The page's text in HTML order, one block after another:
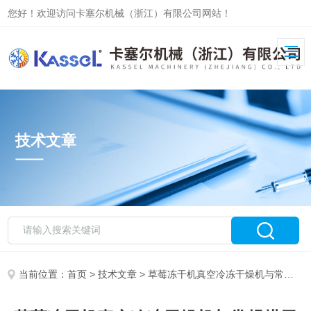
您好！欢迎访问卡塞尔机械（浙江）有限公司网站！
技术文章
当前位置：首页 >技术文章 > 草莓冻干机真空冷冻干燥机与常规烘干机的优势对比和工作原理分析